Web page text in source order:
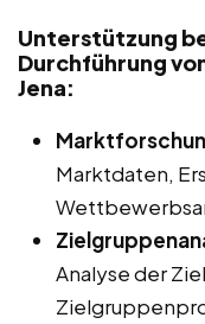
Unterstützung
Durchführung
Jena:
Marktdaten,
Analyse der